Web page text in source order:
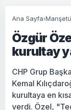
Ana Sayfa›
Özgür
kurultay
CHP Grup
Kemal
kurultaya en
verdi. Özel,